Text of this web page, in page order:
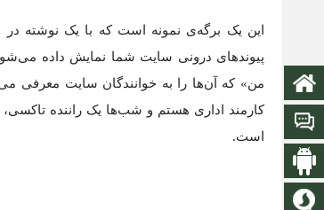
صفحه نخست
تالار گفتمان
این یک برگه‌ی نمونه است که با یک نوشته در
پیوندهای درونی سایت شما نمایش داده
من» که آن‌ها را به خوانندگان سایت معرفی
کارمند اداری هستم و شب‌ها یک راننده
است.